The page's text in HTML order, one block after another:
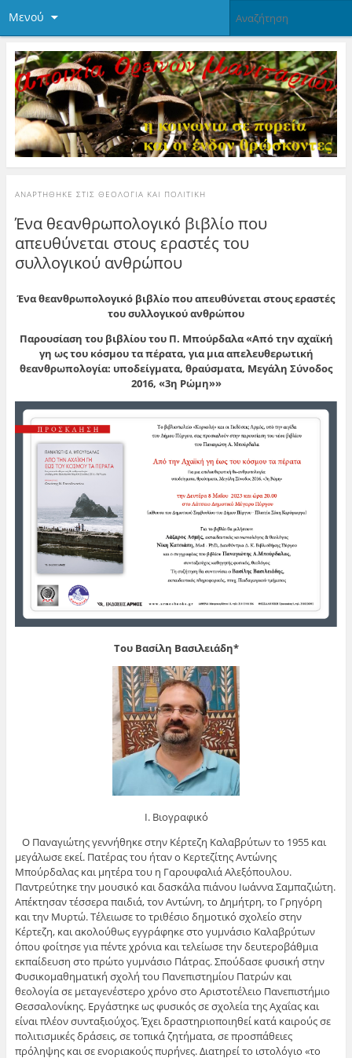
Μενού
ΑΝΑΡΤΉΘΗΚΕ ΣΤΙΣ ΘΕΟΛΟΓΊΑ ΚΑΙ ΠΟΛΙΤΙΚΉ
Ένα θεανθρωπολογικό βιβλίο που
απευθύνεται στους εραστές του
συλλογικού ανθρώπου
Ένα θεανθρωπολογικό βιβλίο που απευθύνεται στους εραστές
του συλλογικού ανθρώπου
Παρουσίαση του βιβλίου του Π. Μπούρδαλα «Από την αχαϊκή
γη ως του κόσμου τα πέρατα, για μια απελευθερωτική
θεανθρωπολογία: υποδείγματα, θραύσματα, Μεγάλη Σύνοδος
2016, «3η Ρώμη»»
Του Βασίλη Βασιλειάδη*
Ι. Βιογραφικό
Ο Παναγιώτης γεννήθηκε στην Κέρτεζη Καλαβρύτων το 1955 και
μεγάλωσε εκεί. Πατέρας του ήταν ο Κερτεζίτης Αντώνης
Μπούρδαλας και μητέρα του η Γαρουφαλιά Αλεξόπουλου.
Παντρεύτηκε την μουσικό και δασκάλα πιάνου Ιωάννα Σαμπαζιώτη.
Απέκτησαν τέσσερα παιδιά, τον Αντώνη, το Δημήτρη, το Γρηγόρη
και την Μυρτώ. Τέλειωσε το τριθέσιο δημοτικό σχολείο στην
Κέρτεζη, και ακολούθως εγγράφηκε στο γυμνάσιο Καλαβρύτων
όπου φοίτησε για πέντε χρόνια και τελείωσε την δευτεροβάθμια
εκπαίδευση στο πρώτο γυμνάσιο Πάτρας. Σπούδασε φυσική στην
Φυσικομαθηματική σχολή του Πανεπιστημίου Πατρών και
θεολογία σε μεταγενέστερο χρόνο στο Αριστοτέλειο Πανεπιστήμιο
Θεσσαλονίκης. Εργάστηκε ως φυσικός σε σχολεία της Αχαΐας και
είναι πλέον συνταξιούχος. Έχει δραστηριοποιηθεί κατά καιρούς σε
πολιτισμικές δράσεις, σε τοπικά ζητήματα, σε προσπάθειες
πρόληψης και σε ενοριακούς πυρήνες. Διατηρεί το ιστολόγιο «το